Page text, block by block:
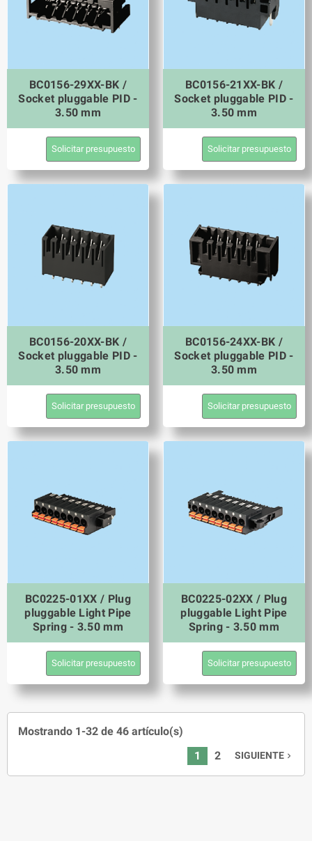
BC0156-29XX-BK /
Socket pluggable PID -
3.50 mm
Solicitar presupuesto
BC0156-21XX-BK /
Socket pluggable PID -
3.50 mm
Solicitar presupuesto
BC0156-20XX-BK /
Socket pluggable PID -
3.50 mm
Solicitar presupuesto
BC0156-24XX-BK /
Socket pluggable PID -
3.50 mm
Solicitar presupuesto
BC0225-01XX / Plug
pluggable Light Pipe
Spring - 3.50 mm
Solicitar presupuesto
BC0225-02XX / Plug
pluggable Light Pipe
Spring - 3.50 mm
Solicitar presupuesto
Mostrando 1-32 de 46 artículo(s)
1
2 SIGUIENTE 